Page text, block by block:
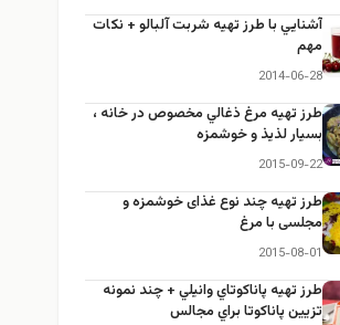
آشنايي با طرز تهيه شربت آلبالو + نكات
مهم
2014-06-28
طرز تهيه مرغ ذغالي مخصوص در خانه ،
بسيار لذيذ و خوشمزه
2015-09-22
طرز تهيه چند نوع غذای خوشمزه و
مجلسی با مرغ
2015-08-01
طرز تهيه پاناكوتاي وانيلي + چند نمونه
تزيين پاناكوتا براي مجالس